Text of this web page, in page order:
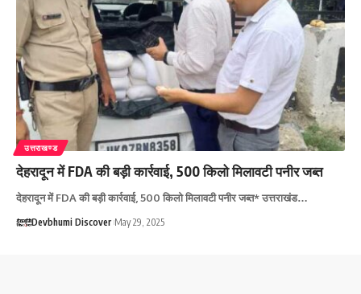
उत्तराखण्ड
देहरादून में FDA की बड़ी कार्रवाई, 500 किलो मिलावटी पनीर जब्त
देहरादून में FDA की बड़ी कार्रवाई, 500 किलो मिलावटी पनीर जब्त* उत्तराखंड…
Devbhumi Discover May 29, 2025